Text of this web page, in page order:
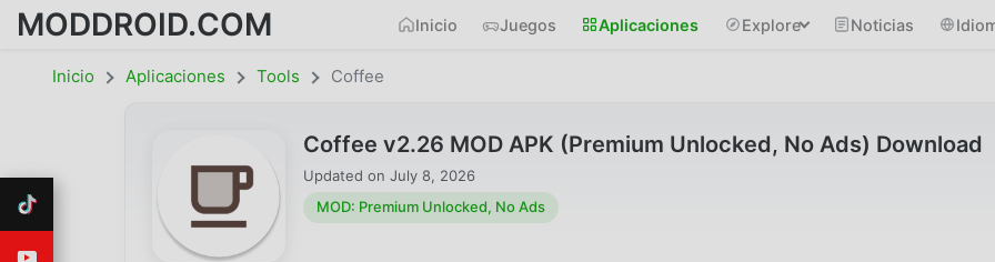
MODDROID.COM Inicio Juegos Aplicaciones Explore Noticias
Inicio Aplicaciones Tools Coffee
Coffee v2.26 MOD APK (Premium Unlocked, No Ads) Download
Updated on July 8, 2026
MOD: Premium Unlocked, No Ads